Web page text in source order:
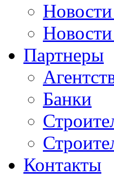
Новости
Партнеры
Банки
Контакты